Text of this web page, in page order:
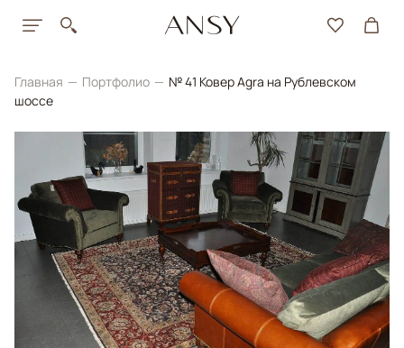
Главная Портфолио
№ 41 Ковер Agra на Рублевском
шоссе